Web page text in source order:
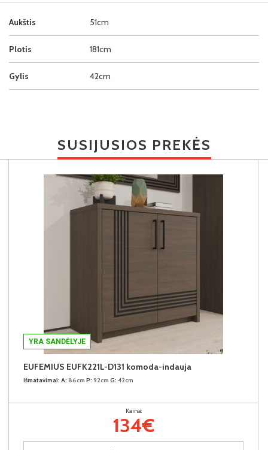
Aukštis 51cm
Plotis 181cm
Gylis 42cm
SUSIJUSIOS PREKĖS
YRA SANDĖLYJE
EUFEMIUS EUFK221L-D131 komoda-indauja
Išmatavimai: A: 86cm P: 92cm G: 42cm
Kaina:
134€